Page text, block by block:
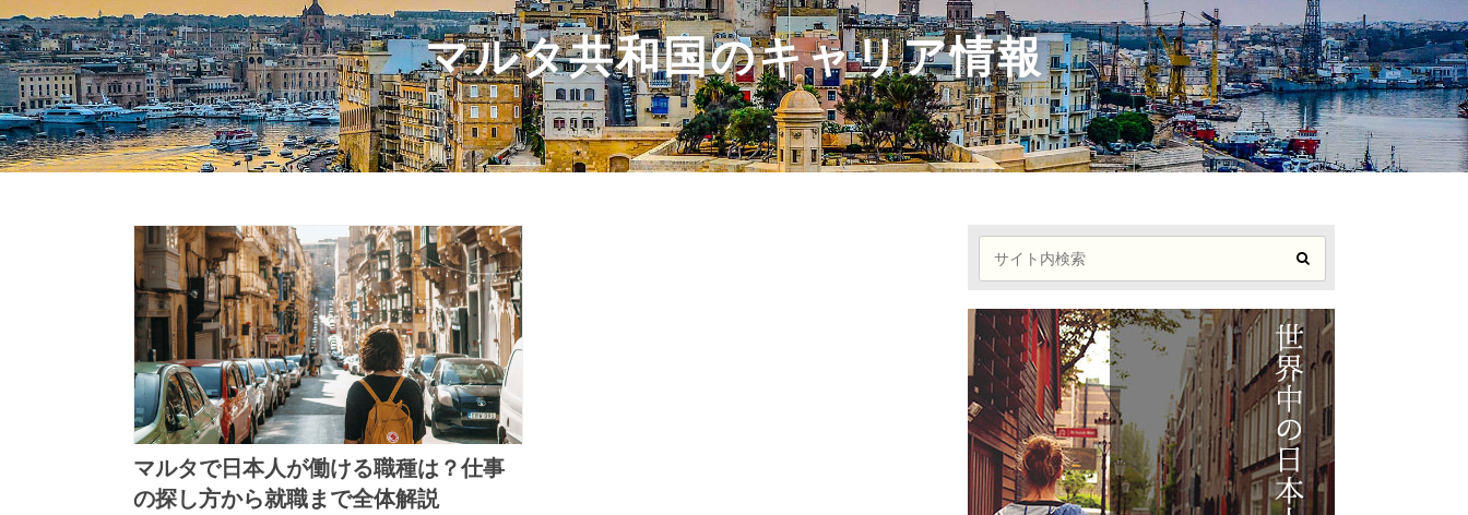
世界共通情報
北米
アメリカ合衆国 カナダ
アルゼンチン
ウルグアイ
エクアドル
キューバ
グアテマラ
コスタリカ
コロンビア
セントルシア
チリ
ドミニカ共和国
ニカラグア
ハイチ
パナマ
パラグアイ
ブラジル
ベネズエラ
ペルー
ボリビア
ヨーロッパ
アイスランド アイルランド
アルメニア
イギリス
イタリア
ウクライナ
エストニア
オランダ
オーストリア
ギリシャ
クロアチア
ジョージア
スロベニア
デンマーク
ハンガリー
ブルガリア
マルタ共和国
ルクセンブルク
アジア
インド
インドネシア
ウズベキスタン
カンボジア
シンガポール
スリランカ
タイ
ネパール
フィジー共和国
フィリピン
ベトナム
モルディブ共和国
ラオス
中国
韓国
オセアニア
オーストラリア
トンガ
ニュージーランド
パラオ共和国
FEATURED ARTICLE
記事が見つかりませ
んでした
MOST VIEWED
記事が見つかりませ
PICKUP ARTICLE
記事が見つかりませ
んでした
FEATURED ARTICLE
記事が見つかりませんでし
た
MOST VIEWED ARTICLE
PICKUP ARTICLE
FEATURED ARTICLE
記事が見つかりませんでした
MOST VIEWED ARTICLE
PICKUP ARTICLE
FEATURED ARTICLE
記事が見つかりませんでした
MOST VIEWED ARTICLE
記事が見つかりませんでした
FEATURED ARTICLE
記事が見つかりませんでした
MOST VIEWED ARTICLE
FEATURED ARTICLE
記事が見つかりませんでした
MOST VIEWED ARTICLE
PICKUP ARTICLE
FEATURED ARTICLE
記事が見つかりませんでした
MOST VIEWED ARTICLE
PICKUP ARTICLE
FEATURED ARTICLE
記事が見つかりませんでした
MOST VIEWED ARTICLE
PICKUP ARTICLE
FEATURED ARTICLE
記事が見つかりませんでした
MOST VIEWED ARTICLE
PICKUP ARTICLE
記事が見つかりませんでした
マルタ共和国のキャリア情報
マルタで日本人が働ける職種は？仕事
の探し方から就職まで全体解説